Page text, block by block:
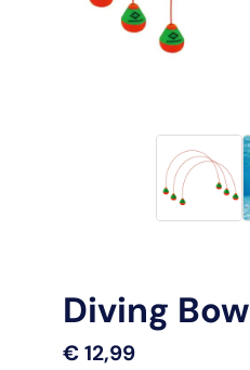
Diving Bow
€ 12,99